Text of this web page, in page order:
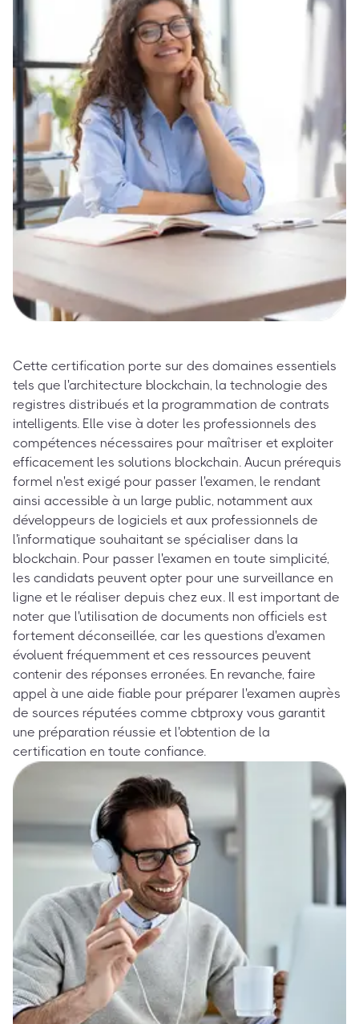
Cette certification porte sur des domaines essentiels
tels que l'architecture blockchain, la technologie des
registres distribués et la programmation de contrats
intelligents. Elle vise à doter les professionnels des
compétences nécessaires pour maîtriser et exploiter
efficacement les solutions blockchain. Aucun prérequis
formel n'est exigé pour passer l'examen, le rendant
ainsi accessible à un large public, notamment aux
développeurs de logiciels et aux professionnels de
l'informatique souhaitant se spécialiser dans la
blockchain. Pour passer l'examen en toute simplicité,
les candidats peuvent opter pour une surveillance en
ligne et le réaliser depuis chez eux. Il est important de
noter que l'utilisation de documents non officiels est
fortement déconseillée, car les questions d'examen
évoluent fréquemment et ces ressources peuvent
contenir des réponses erronées. En revanche, faire
appel à une aide fiable pour préparer l'examen auprès
de sources réputées comme cbtproxy vous garantit
une préparation réussie et l'obtention de la
certification en toute confiance.